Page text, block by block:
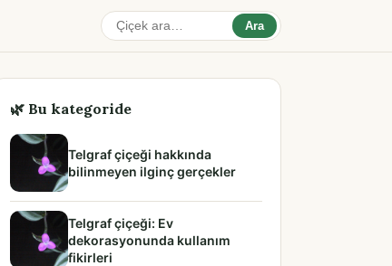
Ara
🌿 Bu kategoride
Telgraf çiçeği hakkında
bilinmeyen ilginç gerçekler
Telgraf çiçeği: Ev
dekorasyonunda kullanım
fikirleri